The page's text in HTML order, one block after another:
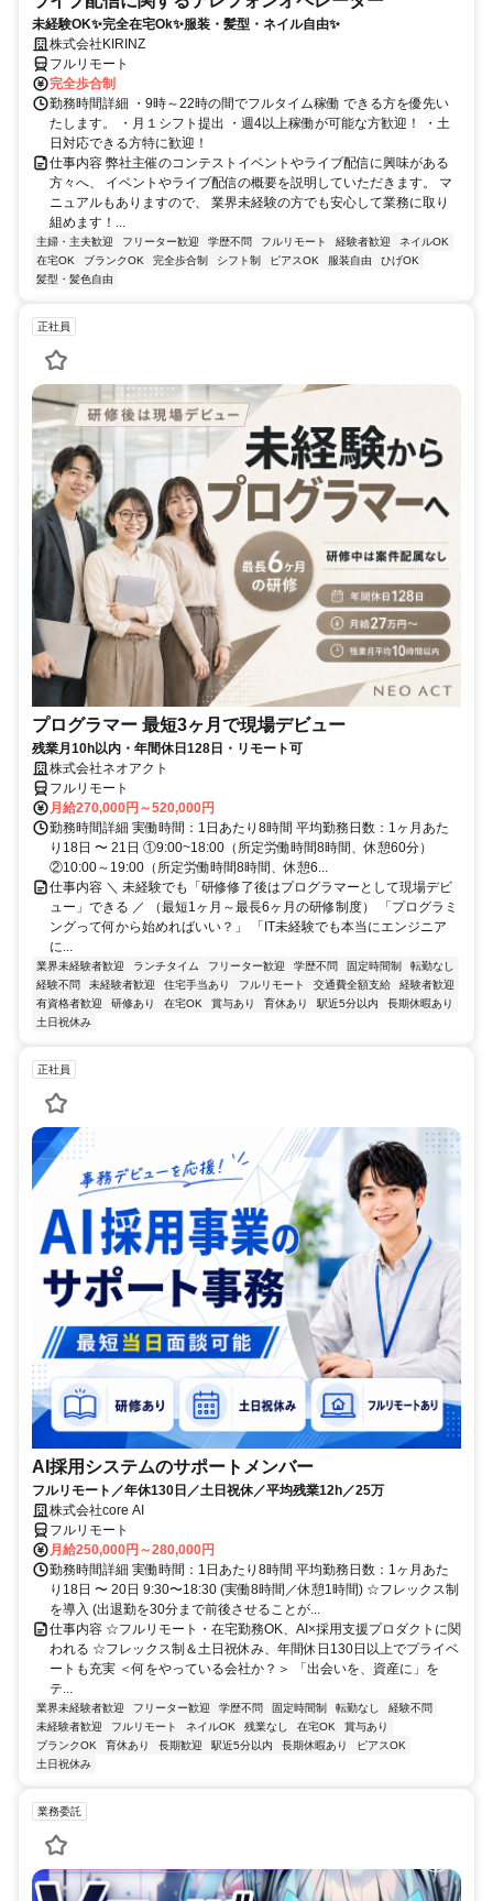
未経験OK✨完全在宅Ok✨服装・髪型・ネイル自由✨
株式会社KIRINZ
フルリモート
完全歩合制
勤務時間詳細 ・9時～22時の間でフルタイム稼働 できる方を優先い
たします。 ・月１シフト提出 ・週4以上稼働が可能な方歓迎！ ・土
日対応できる方特に歓迎！
仕事内容 弊社主催のコンテストイベントやライブ配信に興味がある
方々へ、 イベントやライブ配信の概要を説明していただきます。 マ
ニュアルもありますので、 業界未経験の方でも安心して業務に取り
組めます！...
主婦・主夫歓迎 フリーター歓迎 学歴不問 フルリモート 経験者歓迎
ネイルOK
在宅OK
ブランクOK 完全歩合制 シフト制 ピアスOK 服装自由
ひげOK
髪型・髪色自由
正社員
プログラマー 最短3ヶ月で現場デビュー
残業月10h以内・年間休日128日・リモート可
株式会社ネオアクト
フルリモート
月給270,000円～520,000円
勤務時間詳細 実働時間：1日あたり8時間 平均勤務日数：1ヶ月あた
り18日 〜 21日 ①9:00~18:00（所定労働時間8時間、休憩60分）
②10:00～19:00（所定労働時間8時間、休憩6...
仕事内容 ＼ 未経験でも「研修修了後はプログラマーとして現場デビ
ュー」できる ／ （最短1ヶ月～最長6ヶ月の研修制度） 「プログラミ
ングって何から始めればいい？」 「IT未経験でも本当にエンジニア
に...
業界未経験者歓迎 ランチタイム フリーター歓迎 学歴不問 固定時間制
転勤なし
経験不問
未経験者歓迎 住宅手当あり フルリモート 交通費全額支給
経験者歓迎
有資格者歓迎
研修あり 在宅OK 賞与あり 育休あり 駅近5分以内
長期休暇あり
土日祝休み
正社員
AI採用システムのサポートメンバー
フルリモート／年休130日／土日祝休／平均残業12h／25万
株式会社core AI
フルリモート
月給250,000円～280,000円
勤務時間詳細 実働時間：1日あたり8時間 平均勤務日数：1ヶ月あた
り18日 〜 20日 9:30〜18:30 (実働8時間／休憩1時間) ☆フレックス制
を導入 (出退勤を30分まで前後させることが...
仕事内容 ☆フルリモート・在宅勤務OK、AI×採用支援プロダクトに関
われる ☆フレックス制＆土日祝休み、年間休日130日以上でプライベ
ートも充実 ＜何をやっている会社か？＞ 「出会いを、資産に」を
テ...
業界未経験者歓迎 フリーター歓迎 学歴不問 固定時間制 転勤なし
経験不問
未経験者歓迎
フルリモート ネイルOK 残業なし 在宅OK
賞与あり
ブランクOK
育休あり 長期歓迎 駅近5分以内 長期休暇あり
ピアスOK
土日祝休み
業務委託